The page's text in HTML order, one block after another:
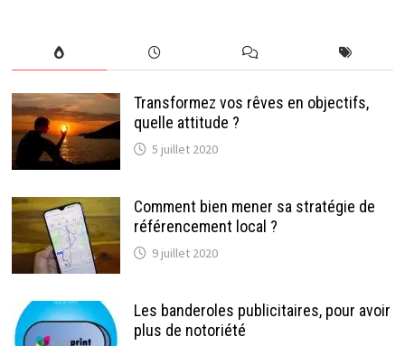
Transformez vos rêves en objectifs,
quelle attitude ?
5 juillet 2020
Comment bien mener sa stratégie de
référencement local ?
9 juillet 2020
Les banderoles publicitaires, pour avoir
plus de notoriété